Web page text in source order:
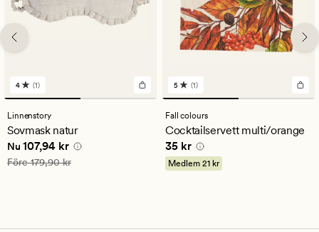
1
omdömen
med
ett
genomsnittligt
betyg
på
4
4 (1)
Linnenstory
Sovmask natur
Nuvarande pris
Nu 107,94 kr
Ordinarie pris 179,90 kr
Före179,90 kr
1
omdömen
med
ett
genomsnittligt
betyg
på
5
5 (1)
Fall colours
Cocktailservett multi/orange
Pris 35 kr
35 kr
Medlem 21 kr